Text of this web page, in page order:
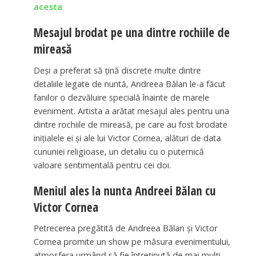
acesta
Mesajul brodat pe una dintre rochiile de
mireasă
Deși a preferat să țină discrete multe dintre
detaliile legate de nuntă, Andreea Bălan le-a făcut
fanilor o dezvăluire specială înainte de marele
eveniment. Artista a arătat mesajul ales pentru una
dintre rochiile de mireasă, pe care au fost brodate
inițialele ei și ale lui Victor Cornea, alături de data
cununiei religioase, un detaliu cu o puternică
valoare sentimentală pentru cei doi.
Meniul ales la nunta Andreei Bălan cu
Victor Cornea
Petrecerea pregătită de Andreea Bălan și Victor
Cornea promite un show pe măsura evenimentului,